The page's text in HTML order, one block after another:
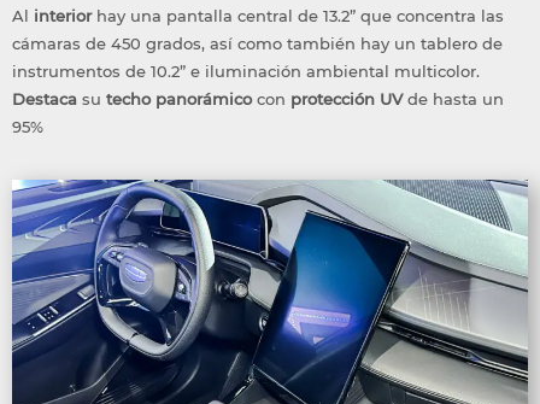
Al interiorhay una pantalla central de 13.2” que concentra las
cámaras de 450 grados, así como también hay un tablero de
instrumentos de 10.2” e iluminación ambiental multicolor.
Destaca su techo panorámicocon protección UVde hasta un
95%